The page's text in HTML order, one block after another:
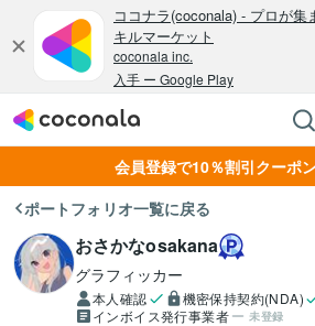
会員登録で10％割引クーポ
ポートフォリオ一覧に戻る
おさかなosakana
グラフィッカー
本人確認
機密保持契約(NDA)
インボイス発行事業者
未登録